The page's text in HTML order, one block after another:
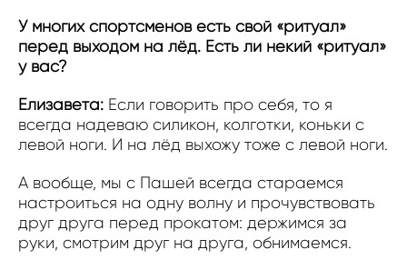
У многих спортсменов есть свой «ритуал»
перед выходом на лёд. Есть ли некий «ритуал»
у вас?
Елизавета: Если говорить про себя, то я
всегда надеваю силикон, колготки, коньки с
левой ноги. И на лёд выхожу тоже с левой ноги.
А вообще, мы с Пашей всегда стараемся
настроиться на одну волну и прочувствовать
друг друга перед прокатом: держимся за
руки, смотрим друг на друга, обнимаемся.